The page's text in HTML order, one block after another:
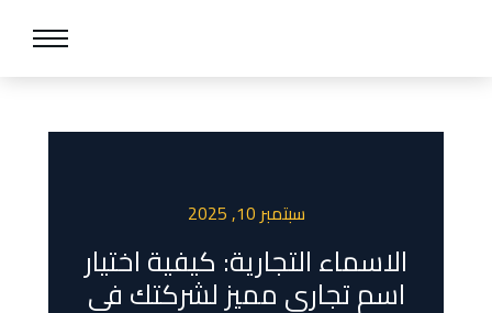
سبتمبر 10, 2025
الاسماء التجارية: كيفية اختيار
اسم تجاري مميز لشركتك في